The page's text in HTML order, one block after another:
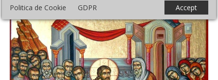
Politica de Cookie GDPR Accept